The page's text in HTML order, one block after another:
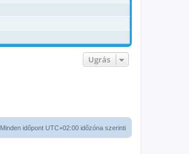
Ugrás
Minden időpont UTC+02:00 időzóna szerinti